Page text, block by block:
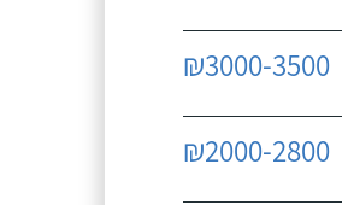
₪3000-3500
₪2000-2800